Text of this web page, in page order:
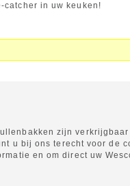
catcher in uw keuken!
zijn
u bij ons terecht voor
en om direct uw